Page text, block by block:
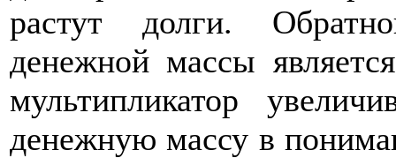
растут долги.
денежной массы
мультипликатор
денежную массу в